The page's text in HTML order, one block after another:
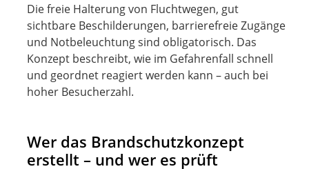
Die freie Halterung von Fluchtwegen, gut
sichtbare Beschilderungen, barrierefreie Zugänge
und Notbeleuchtung sind obligatorisch. Das
Konzept beschreibt, wie im Gefahrenfall schnell
und geordnet reagiert werden kann – auch bei
hoher Besucherzahl.
Wer das Brandschutzkonzept
erstellt – und wer es prüft